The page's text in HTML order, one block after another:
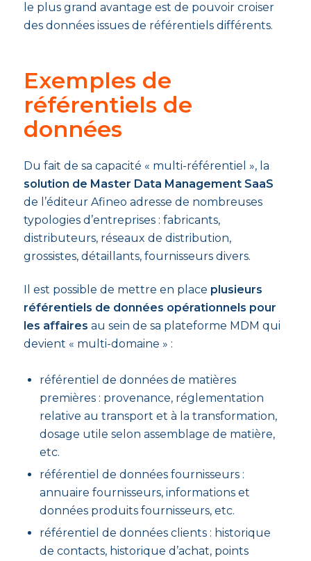
le plus grand avantage est de pouvoir croiser
des données issues de référentiels différents.
Exemples de
référentiels de
données
Du fait de sa capacité « multi-référentiel », la
solution de Master Data Management SaaS
de l’éditeur Afineo adresse de nombreuses
typologies d’entreprises : fabricants,
distributeurs, réseaux de distribution,
grossistes, détaillants, fournisseurs divers.
Il est possible de mettre en place plusieurs
référentiels de données opérationnels pour
les affaires au sein de sa plateforme MDM qui
devient « multi-domaine » :
référentiel de données de matières
premières : provenance, réglementation
relative au transport et à la transformation,
dosage utile selon assemblage de matière,
etc.
référentiel de données fournisseurs :
annuaire fournisseurs, informations et
données produits fournisseurs, etc.
référentiel de données clients : historique
de contacts, historique d’achat, points